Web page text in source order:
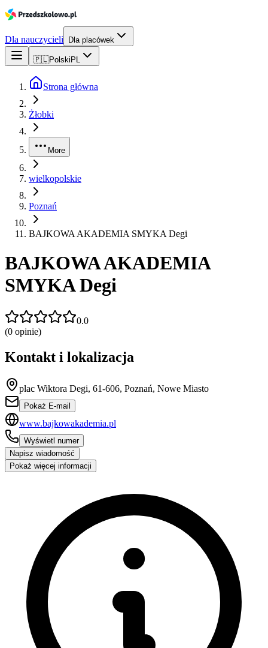
Dla nauczycieli Dla placówek
🇵🇱Polski PL
Strona główna
Żłobki
More
wielkopolskie
Poznań
BAJKOWA AKADEMIA SMYKA Degi
BAJKOWA AKADEMIA
SMYKA Degi
0.0
(0 opinie)
Kontakt i lokalizacja
plac Wiktora Degi, 61-606, Poznań, Nowe Miasto
Pokaż E-mail
www.bajkowakademia.pl
Wyświetl numer
Napisz wiadomość
Pokaż więcej informacji